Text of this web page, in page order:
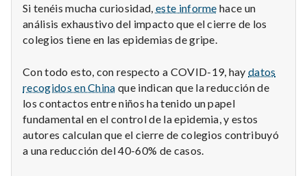
Si tenéis mucha curiosidad, este informe hace un
análisis exhaustivo del impacto que el cierre de los
colegios tiene en las epidemias de gripe.
Con todo esto, con respecto a COVID-19, haydatos
recogidos en China que indican que la reducción de
los contactos entre niños ha tenido un papel
fundamental en el control de la epidemia, y estos
autores calculan que el cierre de colegios contribuyó
a una reducción del 40-60% de casos.